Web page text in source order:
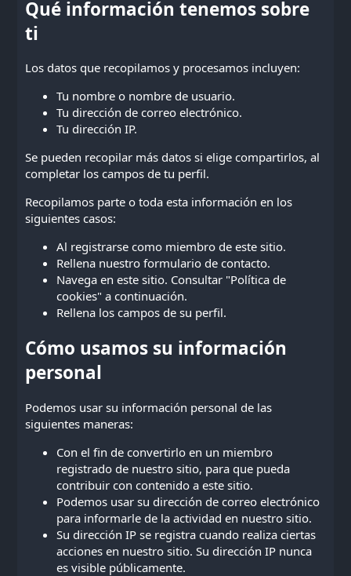
Qué información tenemos sobre
ti
Los datos que recopilamos y procesamos incluyen:
Tu nombre o nombre de usuario.
Tu dirección de correo electrónico.
Tu dirección IP.
Se pueden recopilar más datos si elige compartirlos, al
completar los campos de tu perfil.
Recopilamos parte o toda esta información en los
siguientes casos:
Al registrarse como miembro de este sitio.
Rellena nuestro formulario de contacto.
Navega en este sitio. Consultar "Política de
cookies" a continuación.
Rellena los campos de su perfil.
Cómo usamos su información
personal
Podemos usar su información personal de las
siguientes maneras:
Con el fin de convertirlo en un miembro
registrado de nuestro sitio, para que pueda
contribuir con contenido a este sitio.
Podemos usar su dirección de correo electrónico
para informarle de la actividad en nuestro sitio.
Su dirección IP se registra cuando realiza ciertas
acciones en nuestro sitio. Su dirección IP nunca
es visible públicamente.